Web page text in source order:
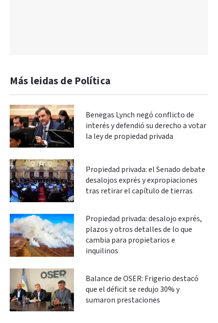
Más leidas de Política
Benegas Lynch negó conflicto de
interés y defendió su derecho a votar
la ley de propiedad privada
Propiedad privada: el Senado debate
desalojos exprés y expropiaciones
tras retirar el capítulo de tierras
Propiedad privada: desalojo exprés,
plazos y otros detalles de lo que
cambia para propietarios e
inquilinos
Balance de OSER: Frigerio destacó
que el déficit se redujo 30% y
sumaron prestaciones